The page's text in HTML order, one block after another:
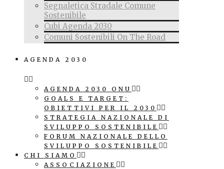
Segnaletica Stradale Comune
Sostenibile
Cubi Agenda 2030
Comuni Sostenibili On The Road
AGENDA 2030
AGENDA 2030 ONU
GOALS E TARGET:
OBIETTIVI PER IL 2030
STRATEGIA NAZIONALE DI
SVILUPPO SOSTENIBILE
FORUM NAZIONALE DELLO
SVILUPPO SOSTENIBILE
CHI SIAMO
ASSOCIAZIONE